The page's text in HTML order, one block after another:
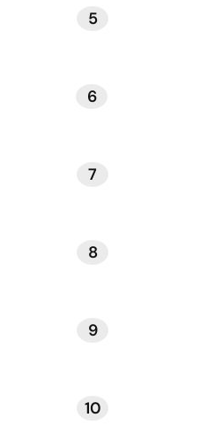
5
6
7
8
9
10